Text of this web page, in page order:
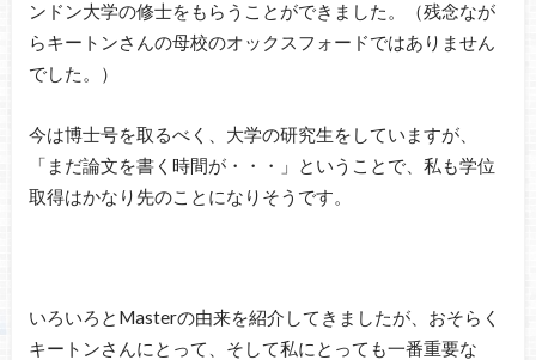
ンドン大学の修士をもらうことができました。（残念なが
らキートンさんの母校のオックスフォードではありません
でした。）
今は博士号を取るべく、大学の研究生をしていますが、
「まだ論文を書く時間が・・・」ということで、私も学位
取得はかなり先のことになりそうです。
いろいろとMasterの由来を紹介してきましたが、おそらく
キートンさんにとって、そして私にとっても一番重要な